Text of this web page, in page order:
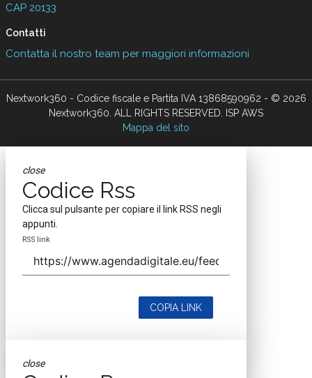
CAP 20133
Contatti
Contatta il nostro team per maggiori informazioni
Nextwork360 - Codice fiscale e Partita IVA 13868590962 - © 2026
Nextwork360. ALL RIGHTS RESERVED. ISP AWS
Mappa del sito
close
Codice Rss
Clicca sul pulsante per copiare il link RSS negli
appunti.
RSS link
COPIA LINK
close